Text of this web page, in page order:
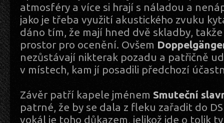
atmosféry a více si hrají s náladou a
jako je třeba využití akustického zvuku
dáno tím, že mají hned dvě skladby,
prostor pro ocenění. Ovšem
nezůstávají nikterak pozadu a patřičně
v místech, kam jí posadili předchozí
Závěr patří kapele jménem Smuteční
patrné, že by se dala z fleku zařadit do
vokál je toho důkazem, jelikož jde o tolik